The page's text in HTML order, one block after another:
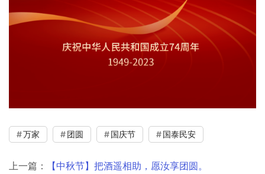
万家 团圆 国庆节 国泰民安
上一篇：
【中秋节】把酒遥相助，愿汝享团圆。